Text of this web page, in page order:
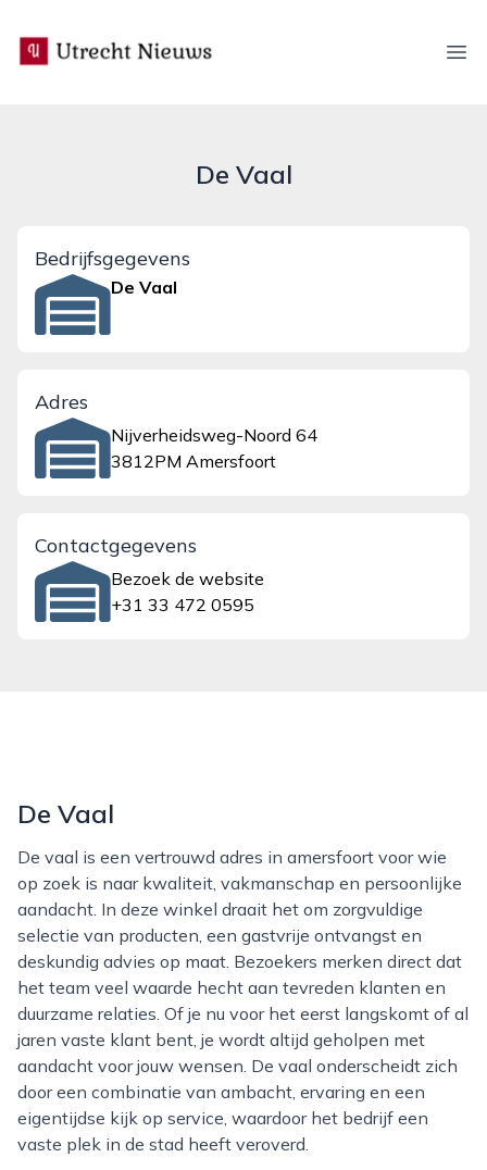
utrecht-nieuws.nl
De Vaal
Bedrijfsgegevens
De Vaal
Adres
Nijverheidsweg-Noord 64
3812PM Amersfoort
Contactgegevens
Bezoek de website
+31 33 472 0595
De Vaal
De vaal is een vertrouwd adres in amersfoort voor wie
op zoek is naar kwaliteit, vakmanschap en persoonlijke
aandacht. In deze winkel draait het om zorgvuldige
selectie van producten, een gastvrije ontvangst en
deskundig advies op maat. Bezoekers merken direct dat
het team veel waarde hecht aan tevreden klanten en
duurzame relaties. Of je nu voor het eerst langskomt of al
jaren vaste klant bent, je wordt altijd geholpen met
aandacht voor jouw wensen. De vaal onderscheidt zich
door een combinatie van ambacht, ervaring en een
eigentijdse kijk op service, waardoor het bedrijf een
vaste plek in de stad heeft veroverd.